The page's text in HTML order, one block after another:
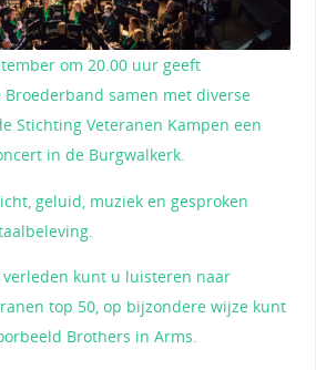
om 20.00 uur geeft
samen met diverse
Stichting Veteranen Kampen een
in de Burgwalkerk.
geluid, muziek en gesproken
kunt u luisteren naar
top 50, op bijzondere wijze kunt
Brothers in Arms.